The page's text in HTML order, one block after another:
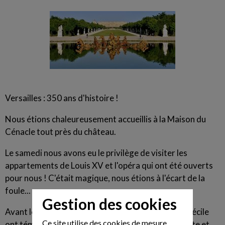
Versailles : 350 ans d'histoire !
Nous étions chaleureusement accueillis à la Maison du
Cénacle tout près du château.
Le samedi nous avons eu le privilège de visiter les
appartements de Louis XV et l'opéra qui ont été ouverts
pour nous ! C'était magique, nous étions à l'écart de la
foule...
Avant le dîner Pierre et Dominique, Jean-Yves et Cécile
Gestion des cookies
Ce site utilise des cookies de mesure